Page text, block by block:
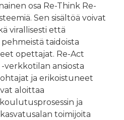
osa Re-Think Re-
Sen sisältöä voivat
virallisesti että
pehmeistä taidoista
opettajat. Re-Act
verkkotilan ansiosta
ja erikoistuneet
aloittaa
ja
toimijoita